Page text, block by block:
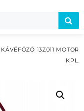
13Z011 MOTOR
KPL.